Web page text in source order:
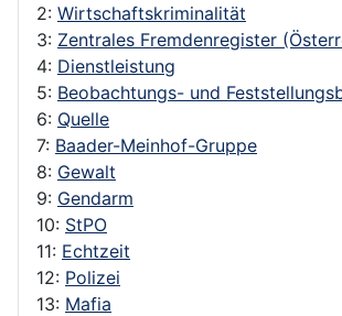
2: Wirtschaftskriminalität
3: Zentrales Fremdenregister
4: Dienstleistung
5: Beobachtungs- und
6: Quelle
7: Baader-Meinhof-Gruppe
8: Gewalt
9: Gendarm
10: StPO
11: Echtzeit
12: Polizei
13: Mafia